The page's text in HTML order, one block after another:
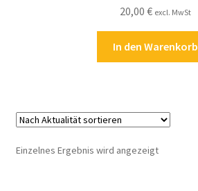
Widerrufsbelehrung
Zahlungsarten
20,00 € excl. MwSt
In den Warenkorb
Einzelnes Ergebnis wird angezeigt